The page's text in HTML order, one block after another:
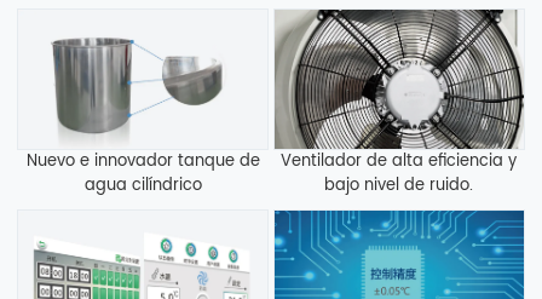
Nuevo e innovador tanque de
agua cilíndrico
Ventilador de alta eficiencia y
bajo nivel de ruido.